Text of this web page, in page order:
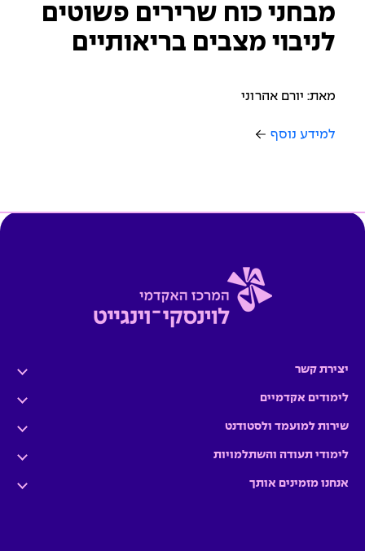
מבחני כוח שרירים פשוטים
לניבוי מצבים בריאותיים
מאת: יורם אהרוני
למידע נוסף
יצירת קשר
לימודים אקדמיים
שירות למועמד ולסטודנט
לימודי תעודה והשתלמויות
אנחנו מזמינים אותך